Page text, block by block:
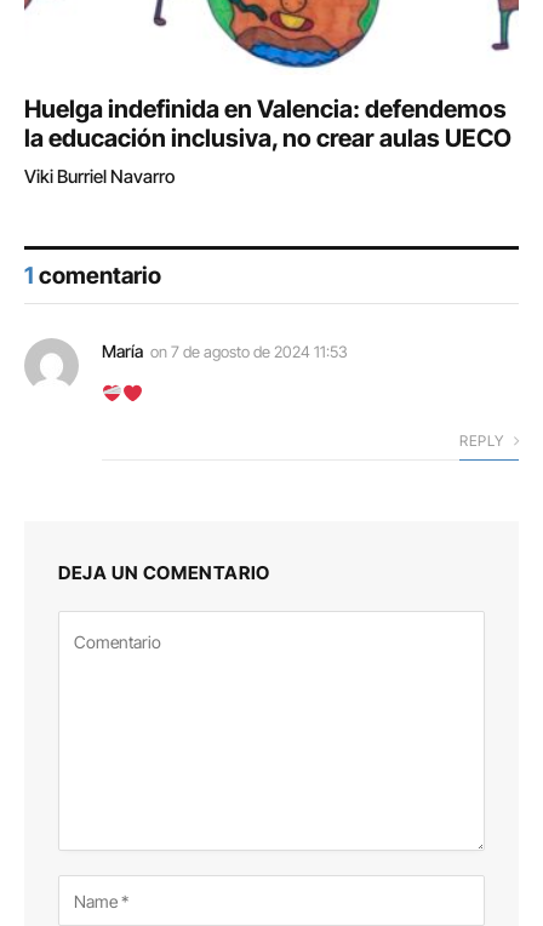
Huelga indefinida en Valencia: defendemos
la educación inclusiva, no crear aulas UECO
Viki Burriel Navarro
1 comentario
María on7 de agosto de 2024 11:53
REPLY
DEJA UN COMENTARIO